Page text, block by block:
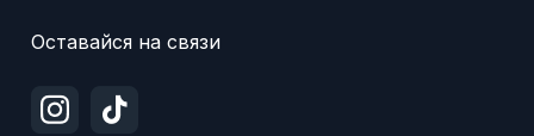
Оставайся на связи